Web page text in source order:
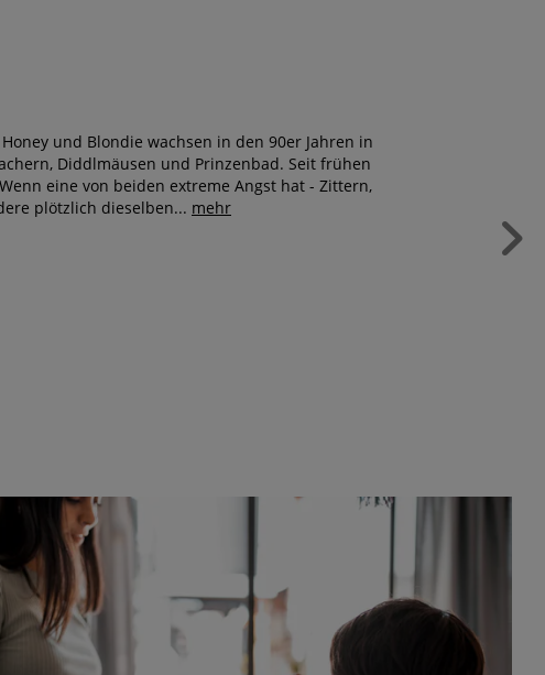
und Blondie wachsen in den 90er Jahren in
Diddlmäusen und Prinzenbad. Seit frühen
eine von beiden extreme Angst hat - Zittern,
plötzlich dieselben... mehr